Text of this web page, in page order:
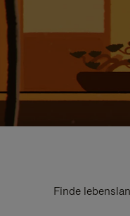
Finde